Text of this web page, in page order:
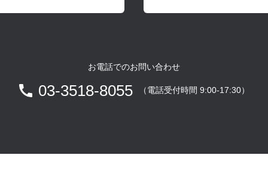
お電話でのお問い合わせ
03-3518-8055 （電話受付時間 9:00-17:30）